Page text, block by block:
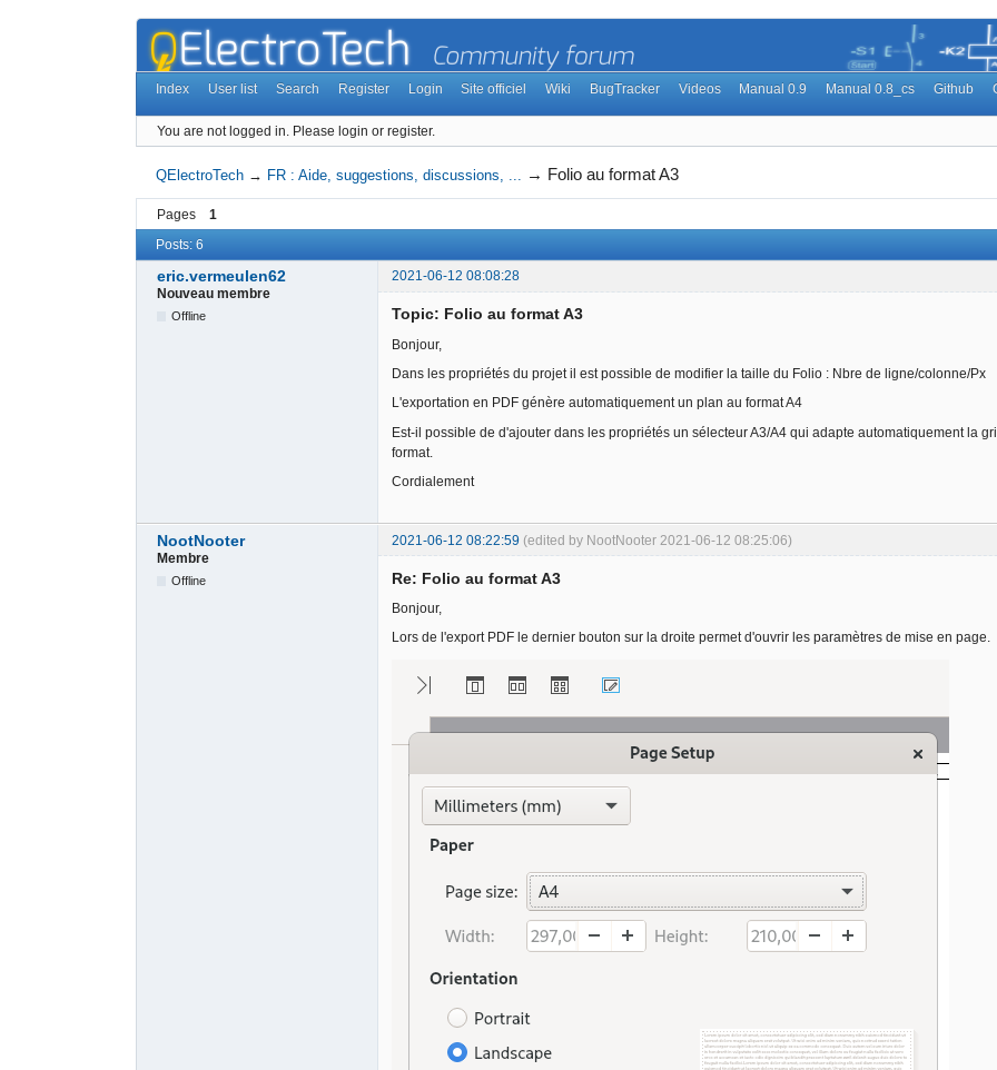
Index User list Search Register Login Site officiel Wiki BugTracker Videos Manual 0.9 Manual 0.8_cs Github
You are not logged in. Please login or register.
QElectroTech → FR : Aide, suggestions, discussions, ... → Folio au format A3
Pages
1
Posts: 6
eric.vermeulen62
2021-06-12 08:08:28
Nouveau membre
Offline Topic: Folio au format A3
Bonjour,
Dans les propriétés du projet il est possible de modifier la taille du Folio : Nbre de ligne/colonne/Px
L'exportation en PDF génère automatiquement un plan au format A4
Est-il possible de d'ajouter dans les propriétés un sélecteur A3/A4 qui adapte automatiquement la
format.
Cordialement
NootNooter 2021-06-12 08:22:59 (edited by NootNooter 2021-06-12 08:25:06)
Membre
Offline Re: Folio au format A3
Bonjour,
Lors de l'export PDF le dernier bouton sur la droite permet d'ouvrir les paramètres de mise en page.